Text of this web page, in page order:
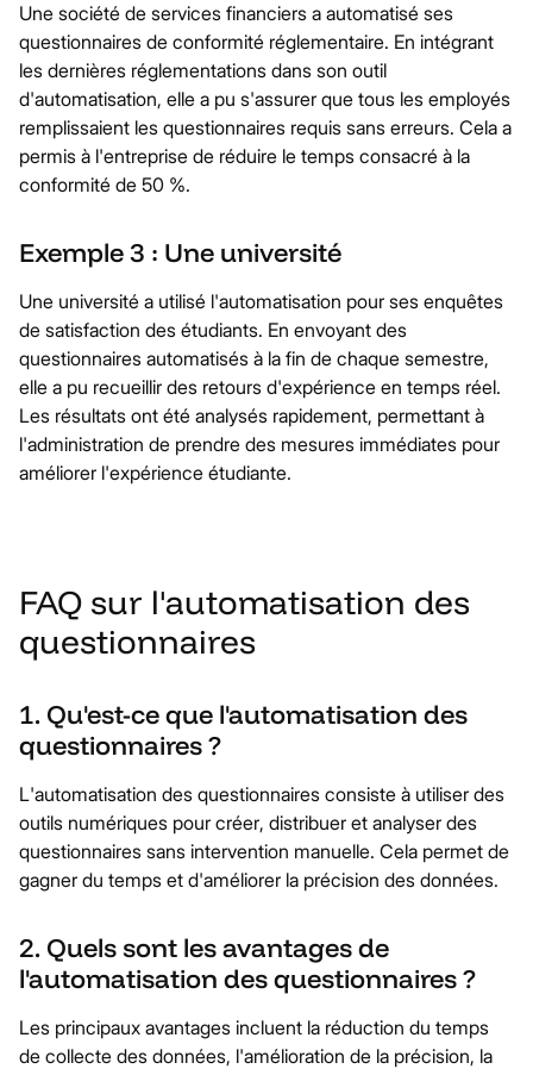
Une société de services financiers a automatisé ses
questionnaires de conformité réglementaire. En intégrant
les dernières réglementations dans son outil
d'automatisation, elle a pu s'assurer que tous les employés
remplissaient les questionnaires requis sans erreurs. Cela a
permis à l'entreprise de réduire le temps consacré à la
conformité de 50 %.
Exemple 3 : Une université
Une université a utilisé l'automatisation pour ses enquêtes
de satisfaction des étudiants. En envoyant des
questionnaires automatisés à la fin de chaque semestre,
elle a pu recueillir des retours d'expérience en temps réel.
Les résultats ont été analysés rapidement, permettant à
l'administration de prendre des mesures immédiates pour
améliorer l'expérience étudiante.
FAQ sur l'automatisation des
questionnaires
1. Qu'est-ce que l'automatisation des
questionnaires ?
L'automatisation des questionnaires consiste à utiliser des
outils numériques pour créer, distribuer et analyser des
questionnaires sans intervention manuelle. Cela permet de
gagner du temps et d'améliorer la précision des données.
2. Quels sont les avantages de
l'automatisation des questionnaires ?
Les principaux avantages incluent la réduction du temps
de collecte des données, l'amélioration de la précision, la